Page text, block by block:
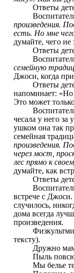
Ответы
произведения.
есть. Но мне
думайте, чего
Ответы
семейную
Джоси, когда
Ответы
напоминает: «Но
Это может
чесала у него за
ушком она так
семейная
произведения.
через мост,
лес прямо к
думайте, как
Ответы
встрече с
случилось,
дома всегда
произведения.
тексту).
Дружно
Пыль
Мы белье